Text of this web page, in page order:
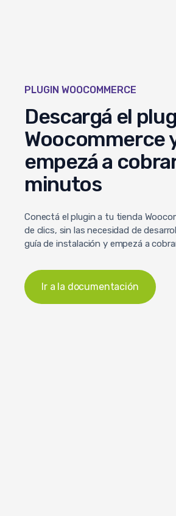
PLUGIN WOOCOMMERCE
Descargá el
Woocommerce
empezá a
minutos
Conectá el plugin a tu tienda
de clics, sin las necesidad de
guía de instalación y empezá a
Ir a la documentación